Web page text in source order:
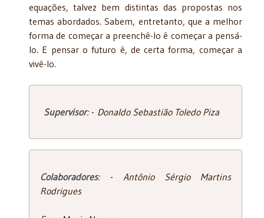
equações, tal­vez bem distintas das propostas nos
temas abordados. Sabem, entretanto, que a melhor
forma de começar a preenchê-lo ê começar a pensá-
lo. E pensar o futuro ê, de certa forma, começar a
vivê-lo.
Supervisor: - Donaldo Sebastião Toledo Piza
Colaboradores: - Antônio Sérgio Martins
Rodrigues